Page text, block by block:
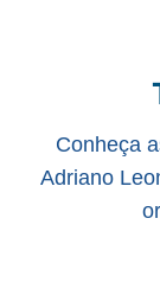
Conheça
Adriano